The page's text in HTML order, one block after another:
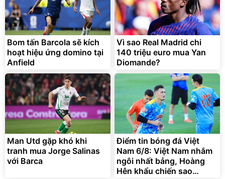
Bom tấn Barcola sẽ kích
hoạt hiệu ứng domino tại
Anfield
Vì sao Real Madrid chi
140 triệu euro mua Yan
Diomande?
Man Utd gặp khó khi
tranh mua Jorge Salinas
với Barca
Điểm tin bóng đá Việt
Nam 6/8: Việt Nam nhắm
ngôi nhất bảng, Hoàng
Hên khẩu chiến sao
Indonesia